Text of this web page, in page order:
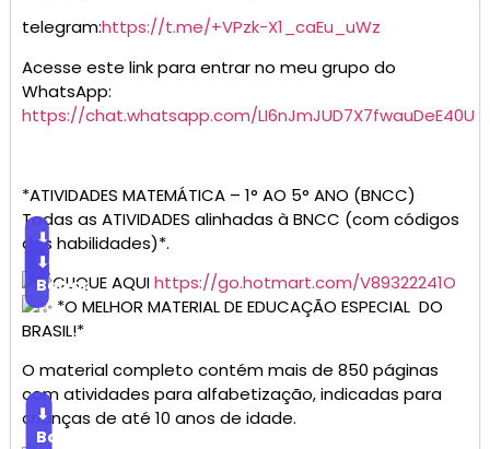
telegram:https://t.me/+VPzk-X1_caEu_uWz
Acesse este link para entrar no meu grupo do
WhatsApp:
https://chat.whatsapp.com/LI6nJmJUD7X7fwauDeE40U
*ATIVIDADES MATEMÁTICA – 1° AO 5° ANO (BNCC)
Todas as ATIVIDADES alinhadas à BNCC (com códigos
das habilidades)*.
⬇
Baixar
CLIQUE AQUIhttps://go.hotmart.com/V89322241O
⬇
Baixar
*O MELHOR MATERIAL DE EDUCAÇÃO ESPECIAL DO
BRASIL!*
O material completo contém mais de 850 páginas
com atividades para alfabetização, indicadas para
crianças de até 10 anos de idade.
⬇
Baixar